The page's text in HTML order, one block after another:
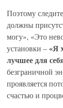
Поэтому
должны
могу», «Это
установки –«Я
лучшее для
безграничной
проявляется
счастью и